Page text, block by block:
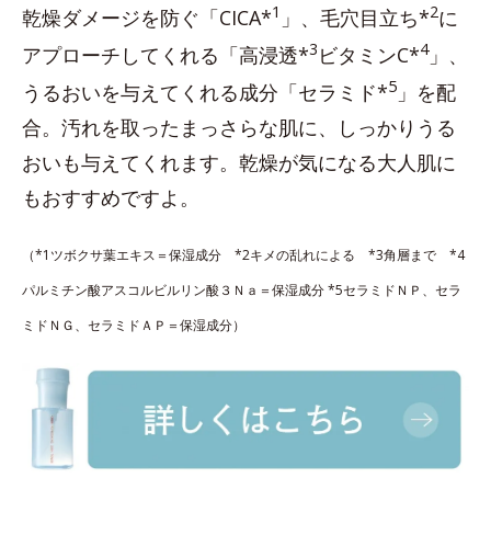
乾燥ダメージを防ぐ「CICA*1 」、毛穴目立ち*2に
アプローチしてくれる「高浸透*3 ビタミンC*4」、
うるおいを与えてくれる成分「セラミド*5 」を配
合。汚れを取ったまっさらな肌に、しっかりうる
おいも与えてくれます。乾燥が気になる大人肌に
もおすすめですよ。
（*1ツボクサ葉エキス＝保湿成分 *2キメの乱れによる *3角層まで *4
パルミチン酸アスコルビルリン酸３Ｎａ＝保湿成分 *5セラミドＮＰ、セラ
ミドＮＧ、セラミドＡＰ＝保湿成分）